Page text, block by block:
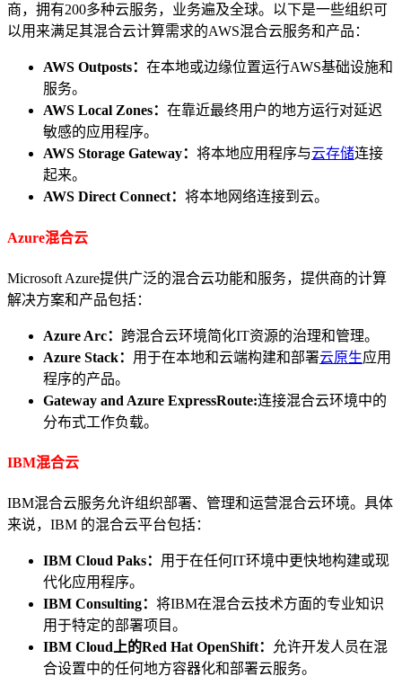
商，拥有200多种云服务，业务遍及全球。以下是一些组织可
以用来满足其混合云计算需求的AWS混合云服务和产品：
AWS Outposts： 在本地或边缘位置运行AWS基础设施和
服务。
AWS Local Zones： 在靠近最终用户的地方运行对延迟
敏感的应用程序。
AWS Storage Gateway： 将本地应用程序与云存储连接
起来。
AWS Direct Connect： 将本地网络连接到云。
Azure混合云
Microsoft Azure提供广泛的混合云功能和服务，提供商的计算
解决方案和产品包括：
Azure Arc： 跨混合云环境简化IT资源的治理和管理。
Azure Stack： 用于在本地和云端构建和部署云原生应用
程序的产品。
Gateway and Azure ExpressRoute:连接混合云环境中的
分布式工作负载。
IBM混合云
IBM混合云服务允许组织部署、管理和运营混合云环境。具体
来说，IBM 的混合云平台包括：
IBM Cloud Paks： 用于在任何IT环境中更快地构建或现
代化应用程序。
IBM Consulting： 将IBM在混合云技术方面的专业知识
用于特定的部署项目。
IBM Cloud上的Red Hat OpenShift：
允许开发人员在混
合设置中的任何地方容器化和部署云服务。